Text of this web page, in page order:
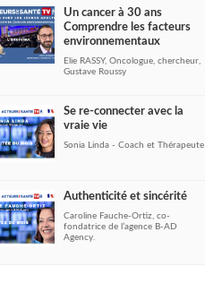
Un cancer à 30 ans
Comprendre les facteurs
environnementaux
Elie RASSY, Oncologue, chercheur,
Gustave Roussy
Se re-connecter avec la
vraie vie
Sonia Linda - Coach et Thérapeute
Authenticité et sincérité
Caroline Fauche-Ortiz, co-
fondatrice de l’agence B-AD
Agency.